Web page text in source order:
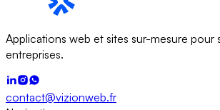
Applications web et sites sur-mesure pour
entreprises.
contact@vizionweb.fr